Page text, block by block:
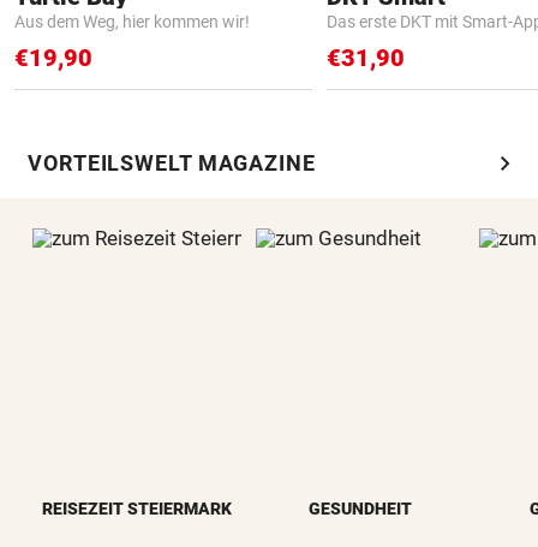
Aus dem Weg, hier kommen wir!
€19,90
Das erste DKT mit Smart-
€31,90
VORTEILSWELT MAGAZINE chevron_right
REISEZEIT STEIERMARK GESUNDHEIT